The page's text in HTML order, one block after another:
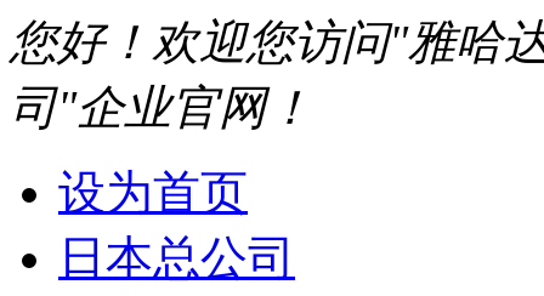
您好！欢迎您访问"雅哈
司"企业官网！
设为首页
日本总公司